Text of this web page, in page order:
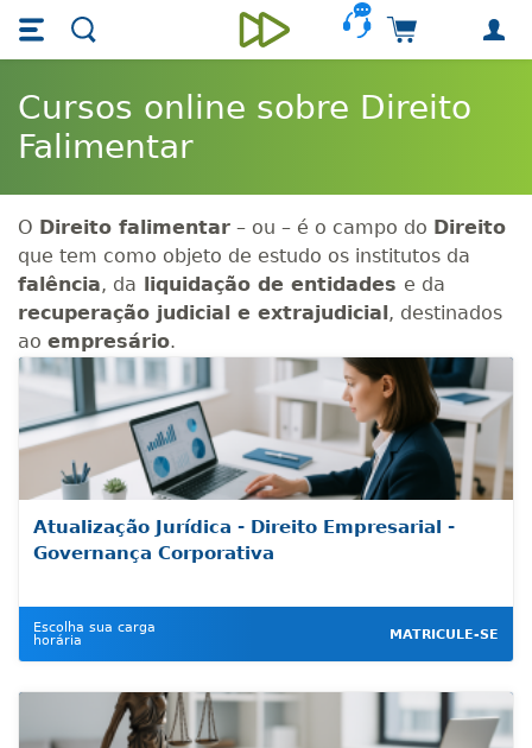
Skip main navigation
Skip to main content
Unieducar
Carrinho de
Cursos online sobre Direito
Falimentar
O Direito falimentar – ou – é o campo do Direito
que tem como objeto de estudo os institutos da
falência, da liquidação de entidades e da
recuperação judicial e extrajudicial, destinados
ao empresário.
Atualização Jurídica - Direito Empresarial -
Governança Corporativa
Escolha sua carga
horária
MATRICULE-SE